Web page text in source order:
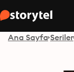
Ana Sayfa Seriler